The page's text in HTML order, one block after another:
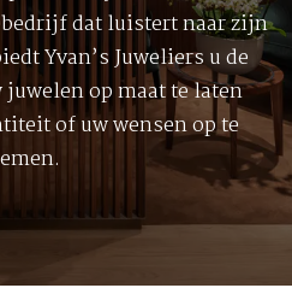
dat luistert naar zijn
Yvan’s Juweliers u de
op maat te laten
of uw wensen op te